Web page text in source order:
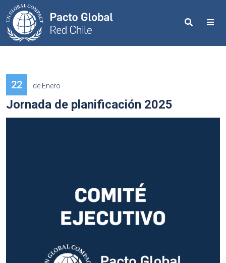
Search
22 de Enero
Jornada de planificación 2025